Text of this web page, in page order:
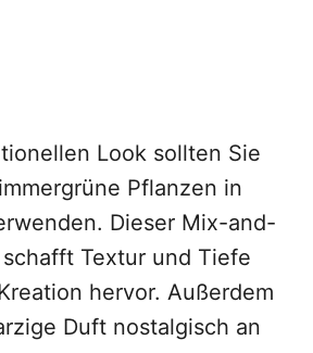
Look sollten Sie
Pflanzen in
Dieser Mix-and-
Textur und Tiefe
hervor. Außerdem
Duft nostalgisch an